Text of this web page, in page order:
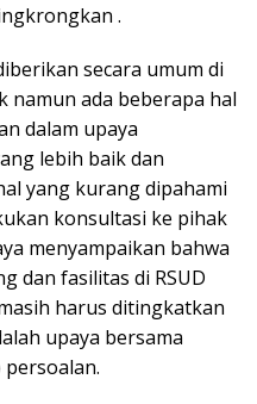
.
secara umum di
namun ada beberapa hal
dalam upaya
lebih baik dan
yang kurang dipahami
konsultasi ke pihak
menyampaikan bahwa
dan fasilitas di RSUD
harus ditingkatkan
upaya bersama